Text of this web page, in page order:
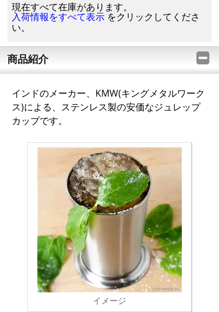
現在すべて在庫があります。
入荷情報をすべて表示 をクリックしてくださ
い。
商品紹介
インドのメーカー、KMW(キングメタルワーク
ス)による、ステンレス製の安価なジュレップ
カップです。
イメージ